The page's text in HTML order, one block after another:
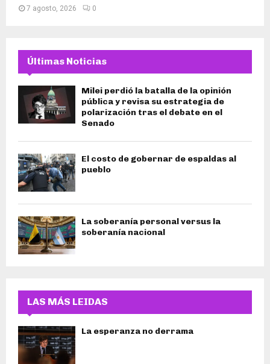
7 agosto, 2026 0
Últimas Noticias
Milei perdió la batalla de la opinión
pública y revisa su estrategia de
polarización tras el debate en el
Senado
El costo de gobernar de espaldas al
pueblo
La soberanía personal versus la
soberanía nacional
LAS MÁS LEIDAS
La esperanza no derrama